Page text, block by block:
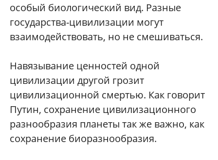
особый биологический вид. Разные
государства-цивилизации могут
взаимодействовать, но не смешиваться.
Навязывание ценностей одной
цивилизации другой грозит
цивилизационной смертью. Как говорит
Путин, сохранение цивилизационного
разнообразия планеты так же важно, как
сохранение биоразнообразия.